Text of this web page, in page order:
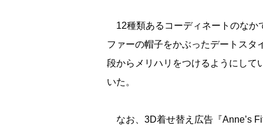
12種類あるコーディネートのなか
ファーの帽子をかぶったデートスタ
段からメリハリをつけるようにして
いた。
なお、3D着せ替え広告『Anne’s